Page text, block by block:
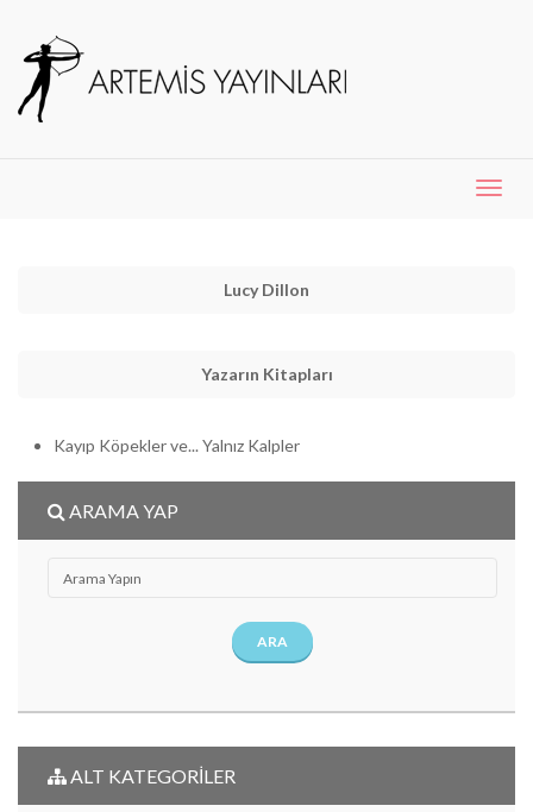
Lucy Dillon
Yazarın Kitapları
Kayıp Köpekler ve... Yalnız Kalpler
ARAMA YAP
ARA
ALT KATEGORİLER